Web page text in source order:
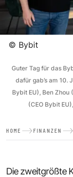
© Bybit
Guter Tag für das
dafür gab’s am 10.
Bybit EU), Ben
(CEO Bybit
HOME FINANZEN
Die zweitgrößte